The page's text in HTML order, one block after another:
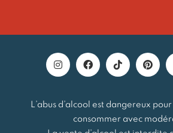
L’abus d’alcool est dangereux
consommer avec